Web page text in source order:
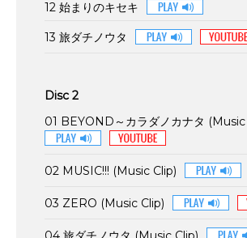
12 始まりのキセキ
13 旅ダチノウタ
Disc 2
01 BEYOND～カラダノカナタ (Music
02 MUSIC!!! (Music Clip)
03 ZERO (Music Clip)